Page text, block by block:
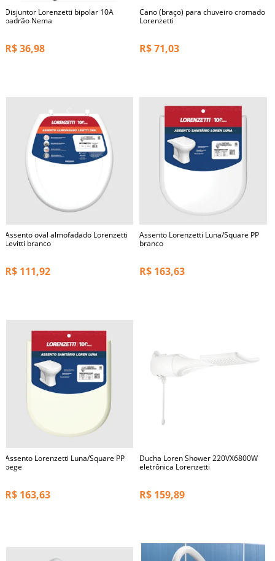
Disjuntor Lorenzetti bipolar 10A
padrão Nema
R$36,98
Cano (braço) para chuveiro cromado
Lorenzetti
R$71,03
Assento oval almofadado Lorenzetti
Levitti branco
R$ 111,92
Assento Lorenzetti Luna/Square PP
branco
R$ 163,63
Assento Lorenzetti Luna/Square PP
bege
R$ 163,63
Ducha Loren Shower 220VX6800W
eletrônica Lorenzetti
R$ 159,89